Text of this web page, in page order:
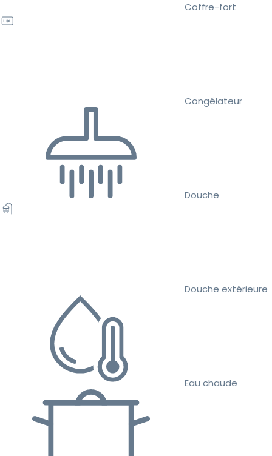
Coffre-fort
Congélateur
Douche
Douche extérieure
Eau chaude